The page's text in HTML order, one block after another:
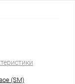
(SM)